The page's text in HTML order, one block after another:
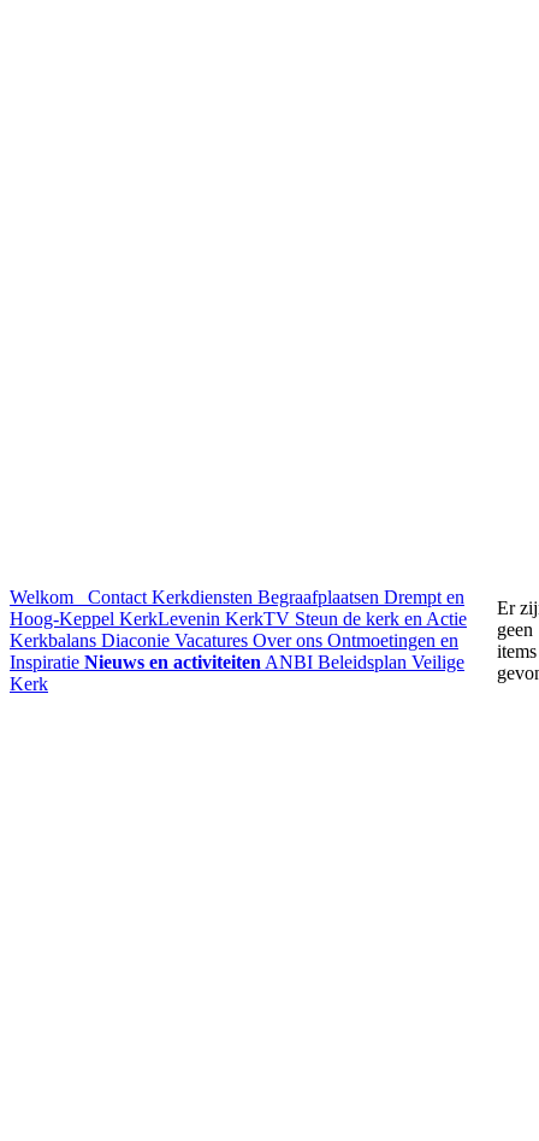
Welkom Contact Kerkdiensten Begraafplaatsen Drempt en
Hoog-Keppel KerkLevenin KerkTV Steun de kerk en Actie
Kerkbalans Diaconie Vacatures Over ons Ontmoetingen en
Inspiratie Nieuws en activiteiten ANBI Beleidsplan Veilige
Kerk
Er
geen
items